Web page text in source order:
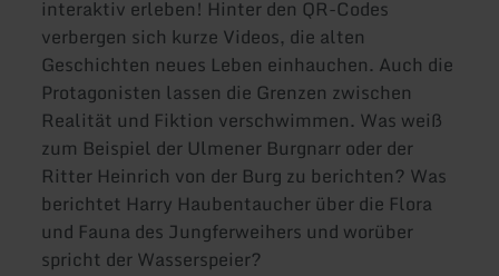
interaktiv erleben! Hinter den QR-Codes
verbergen sich kurze Videos, die alten
Geschichten neues Leben einhauchen. Auch die
Protagonisten lassen die Grenzen zwischen
Realität und Fiktion verschwimmen. Was weiß
zum Beispiel der Ulmener Burgnarr oder der
Ritter Heinrich von der Burg zu berichten? Was
berichtet Harry Haubentaucher über die Flora
und Fauna des Jungferweihers und worüber
spricht der Wasserspeier?